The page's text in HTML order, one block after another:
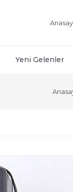
Yeni Gelenler